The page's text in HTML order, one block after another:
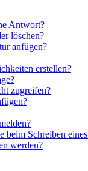
Antwort?
löschen?
anfügen?
erstellen?
zugreifen?
beim Schreiben
werden?